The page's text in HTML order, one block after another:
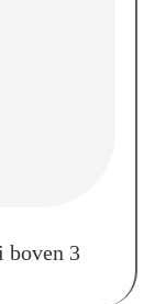
boven 3